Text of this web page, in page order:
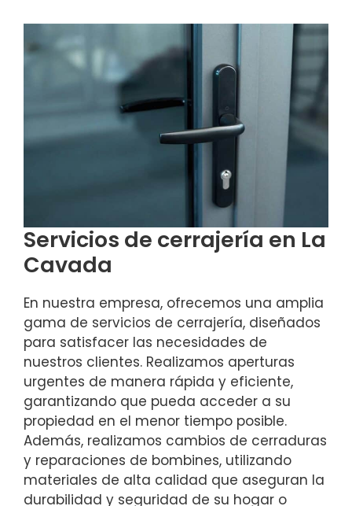
Servicios de cerrajería en La
Cavada
En nuestra empresa, ofrecemos una amplia
gama de servicios de cerrajería, diseñados
para satisfacer las necesidades de
nuestros clientes. Realizamos aperturas
urgentes de manera rápida y eficiente,
garantizando que pueda acceder a su
propiedad en el menor tiempo posible.
Además, realizamos cambios de cerraduras
y reparaciones de bombines, utilizando
materiales de alta calidad que aseguran la
durabilidad y seguridad de su hogar o